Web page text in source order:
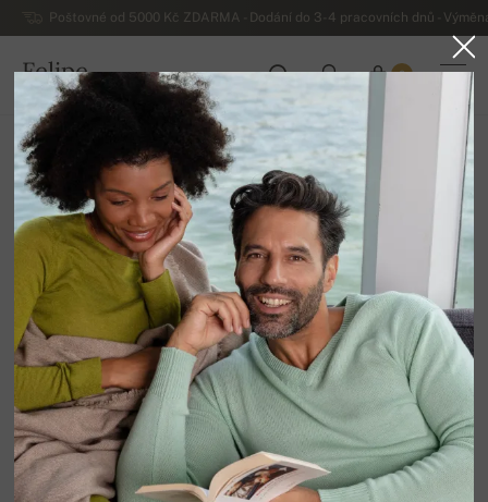
Poštovné od 5000 Kč ZDARMA - Dodání do 3-4 pracovních dnů -
Felipe
ČESKO
0
Domů